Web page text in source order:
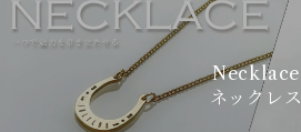
Necklace
ネックレス